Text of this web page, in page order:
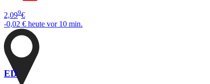
2,099€
-0,02 € heute vor 10 min.
ED